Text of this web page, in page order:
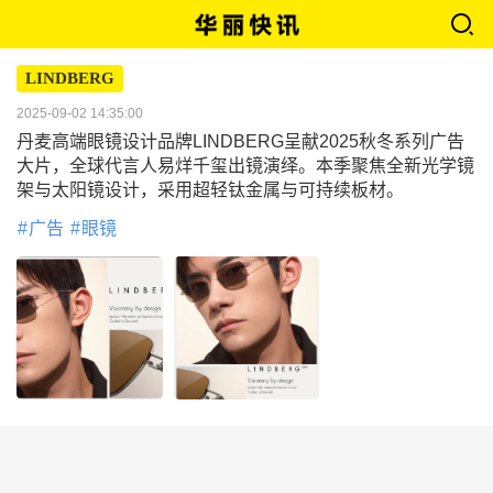
LINDBERG
2025-09-02 14:35:00
丹麦高端眼镜设计品牌LINDBERG呈献2025秋冬系列广告
大片，全球代言人易烊千玺出镜演绎。本季聚焦全新光学镜
架与太阳镜设计，采用超轻钛金属与可持续板材。
广告 眼镜